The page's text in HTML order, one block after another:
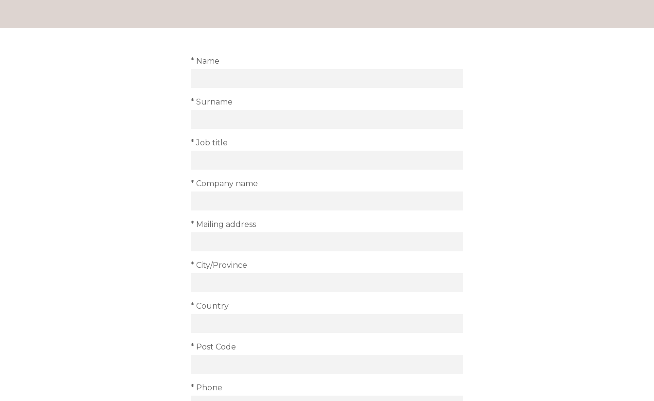
* Name
* Surname
* Job title
* Company name
* Mailing address
* City/Province
* Country
* Post Code
* Phone